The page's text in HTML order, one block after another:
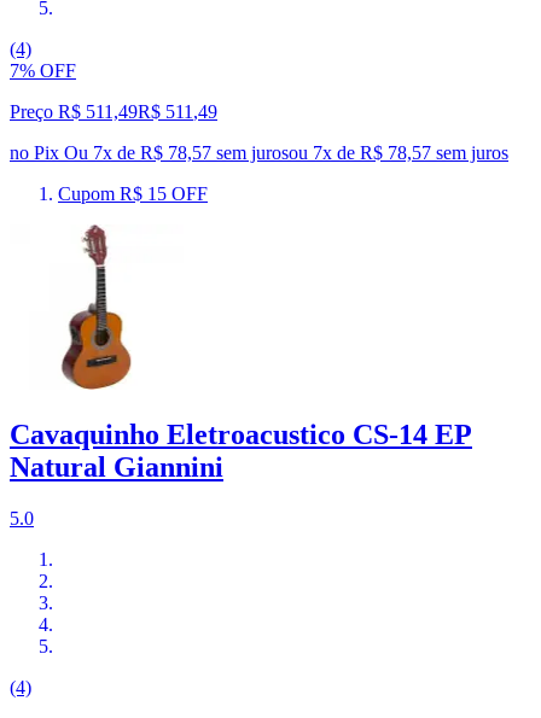
(4)
7% OFF
Preço R$ 511,49R$ 511 ,49
no Pix Ou 7x de R$ 78,57 sem jurosou 7x de R$ 78,57 sem juros
Cupom R$ 15 OFF
Cavaquinho Eletroacustico CS-14 EP
Natural Giannini
5.0
(4)